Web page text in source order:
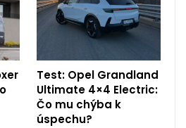
Test: Opel Grandland
Ultimate 4×4 Electric:
Čo mu chýba k
úspechu?